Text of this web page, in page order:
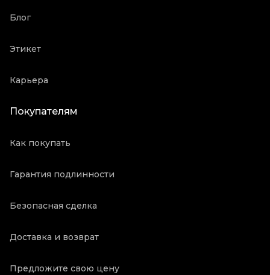
Блог
Этикет
Карьера
Покупателям
Как покупать
Гарантия подлинности
Безопасная сделка
Доставка и возврат
Предложите свою цену